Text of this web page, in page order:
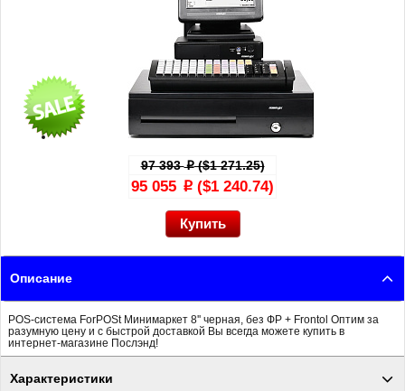
97 393p($1 271.25)
95 055 p ($1 240.74)
Описание
POS-система ForPOSt Минимаркет 8'' черная, без ФР + Frontol Оптим за
разумную цену и с быстрой доставкой Вы всегда можете купить в
интернет-магазине Послэнд!
Характеристики